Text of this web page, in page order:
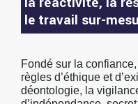
le travail sur-
Fondé sur la
règles d’éthique et
déontologie, la